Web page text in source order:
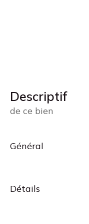
descriptif
de ce bien
Général
Détails